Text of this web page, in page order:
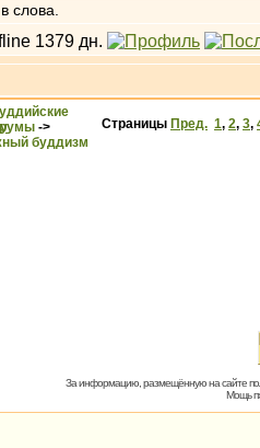
слова.
->
буддизм
Страницы Пред. 1, 2, 3,
За информацию, размещённую на сайте
Мощь